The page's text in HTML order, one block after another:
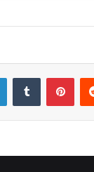
LinkedInTumblr